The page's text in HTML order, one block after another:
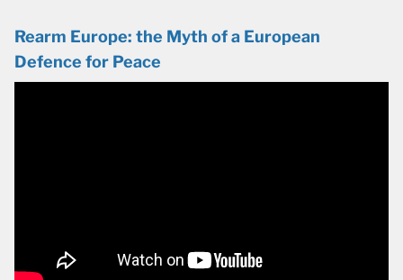
Rearm Europe: the Myth of a European
Defence for Peace